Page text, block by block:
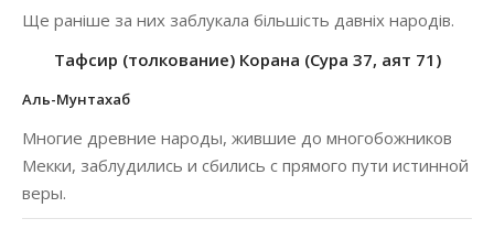
Ще раніше за них заблукала більшість давніх народів.
Тафсир (толкование) Корана (Сура 37, аят 71)
Аль-Мунтахаб
Многие древние народы, жившие до многобожников
Мекки, заблудились и сбились с прямого пути истинной
веры.